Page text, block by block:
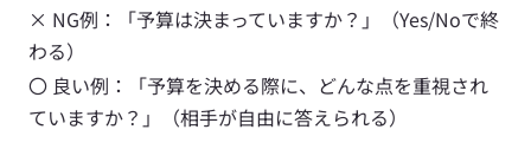
× NG例：「予算は決まっていますか？」（Yes/Noで終
わる）
〇 良い例：「予算を決める際に、どんな点を重視され
ていますか？」（相手が自由に答えられる）